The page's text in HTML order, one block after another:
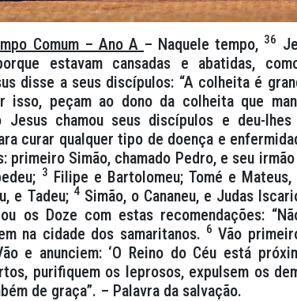
Comum – Ano A – Naquele tempo, 36
estavam cansadas e abatidas,
disse a seus discípulos: “A colheita é
isso, peçam ao dono da colheita que
Jesus chamou seus discípulos e deu-
curar qualquer tipo de doença e
primeiro Simão, chamado Pedro, e seu
3 Filipe e Bartolomeu; Tomé e
e Tadeu; 4Simão, o Cananeu, e Judas
os Doze com estas recomendações:
na cidade dos samaritanos. 6 Vão
e anunciem: ‘O Reino do Céu está
purifiquem os leprosos, expulsem os
de graça”. – Palavra da salvação.